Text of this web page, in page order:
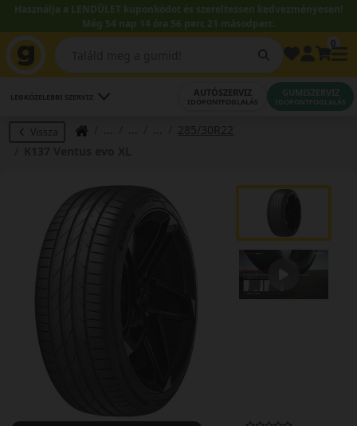
Használja a LENDÜLET kuponkódot és szereltessen kedvezményesen!
Még 54 nap 14 óra 56 perc 20 másodperc.
LEGKÖZELEBBI SZERVIZ AUTÓSZERVIZ
IDŐPONTFOGLALÁS
GUMISZERVIZ
IDŐPONTFOGLALÁS
Vissza
285/30R22